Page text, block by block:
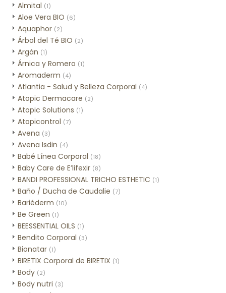
Almital (1)
Aloe Vera BIO (6)
Aquaphor (2)
Árbol del Té BIO (2)
Argán (1)
Árnica y Romero (1)
Aromaderm (4)
Atlantia - Salud y Belleza Corporal (4)
Atopic Dermacare (2)
Atopic Solutions (1)
Atopicontrol (7)
Avena (3)
Avena Isdin (4)
Babé Línea Corporal (18)
Baby Care de E’lifexir (8)
BANDI PROFESSIONAL TRICHO ESTHETIC (1)
Baño / Ducha de Caudalie (7)
Bariéderm (10)
Be Green (1)
BEESSENTIAL OILS (1)
Bendito Corporal (3)
Bionatar (1)
BIRETIX Corporal de BIRETIX (1)
Body (2)
Body nutri (3)